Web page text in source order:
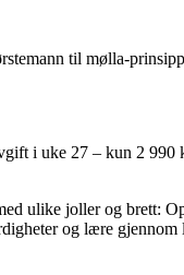
til mølla-
i uke 27 – kun 2 990
ulike joller og brett:
og lære gjennom